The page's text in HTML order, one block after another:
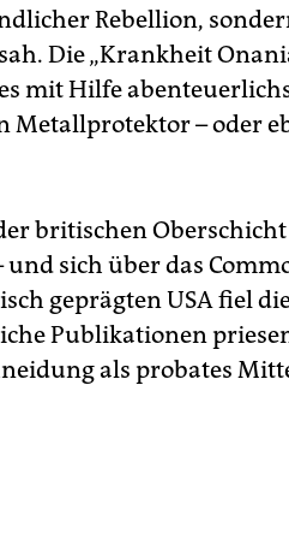
Rebellion,
Die „Krankheit
mit Hilfe
Metallprotektor – oder
britischen
sich über das
geprägten USA fiel
Publikationen
als probates